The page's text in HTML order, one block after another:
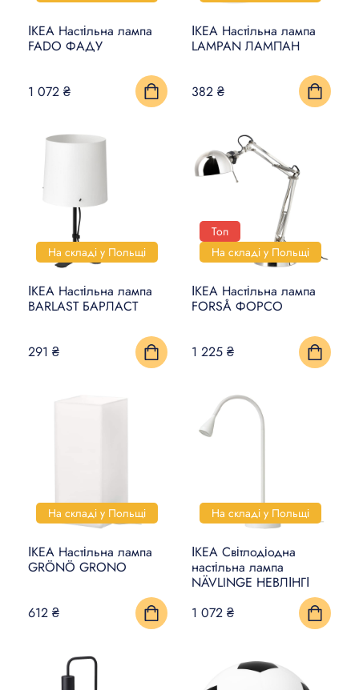
ІКЕА Настільна лампа
FADO ФАДУ
1 072 ₴
ІКЕА Настільна лампа
LAMPAN ЛАМПАН
382 ₴
На складі у Польщі
ІКЕА Настільна лампа
BARLAST БАРЛАСТ
291 ₴
Топ
На складі у Польщі
ІКЕА Настільна лампа
FORSÅ ФОРСО
1 225 ₴
На складі у Польщі
ІКЕА Настільна лампа
GRÖNÖ GRONO
612 ₴
На складі у Польщі
ІКЕА Світлодіодна
настільна лампа
NÄVLINGE НЕВЛІНГІ
1 072 ₴